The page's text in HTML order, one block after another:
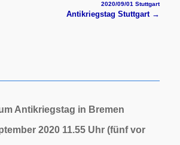
2020/09/01 Stuttgart
Antikriegstag Stuttgart →
Antikriegstag in Bremen
2020 11.55 Uhr (fünf vor